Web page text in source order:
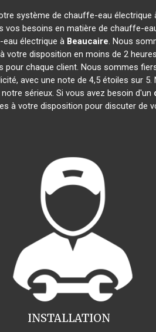
système de chauffe-eau électrique
besoins en matière de chauffe-
électrique à Beaucaire. Nous
votre disposition en moins de 2
pour chaque client. Nous sommes
avec une note de 4,5 étoiles sur
sérieux. Si vous avez besoin d'un
à votre disposition pour discuter de
INSTALLATION